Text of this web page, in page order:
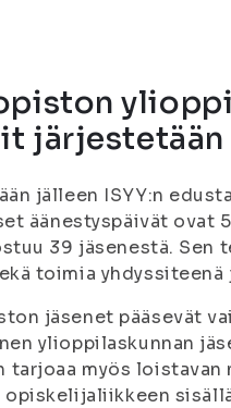
järjestetään
jälleen ISYY:n
äänestyspäivät
39 jäsenestä. Sen
toimia
jäsenet pääsevät
ylioppilaskunnan
tarjoaa myös